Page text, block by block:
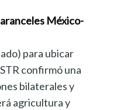
México-
para ubicar
confirmó una
bilaterales y
agricultura y